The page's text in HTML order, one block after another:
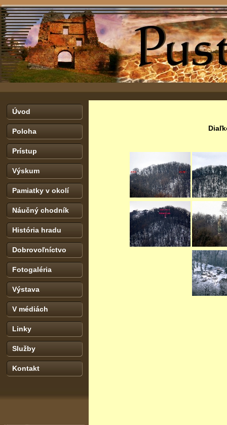
Úvod
Poloha
Prístup
Výskum
Pamiatky v okolí
Náučný chodník
História hradu
Dobrovoľníctvo
Fotogaléria
Výstava
V médiách
Linky
Služby
Kontakt